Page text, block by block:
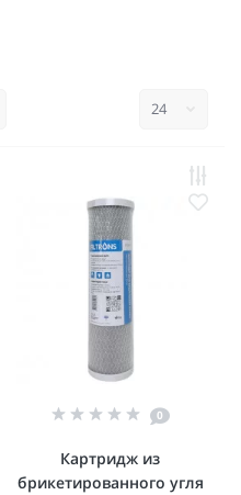
0
Картридж из
брикетированного угля